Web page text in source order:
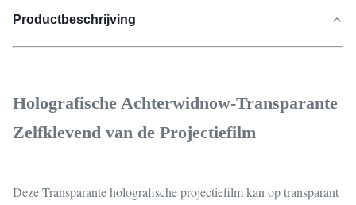
Productbeschrijving
Holografische Achterwidnow-Transparante
Zelfklevend van de Projectiefilm
Deze Transparante holografische projectiefilm kan op transparant